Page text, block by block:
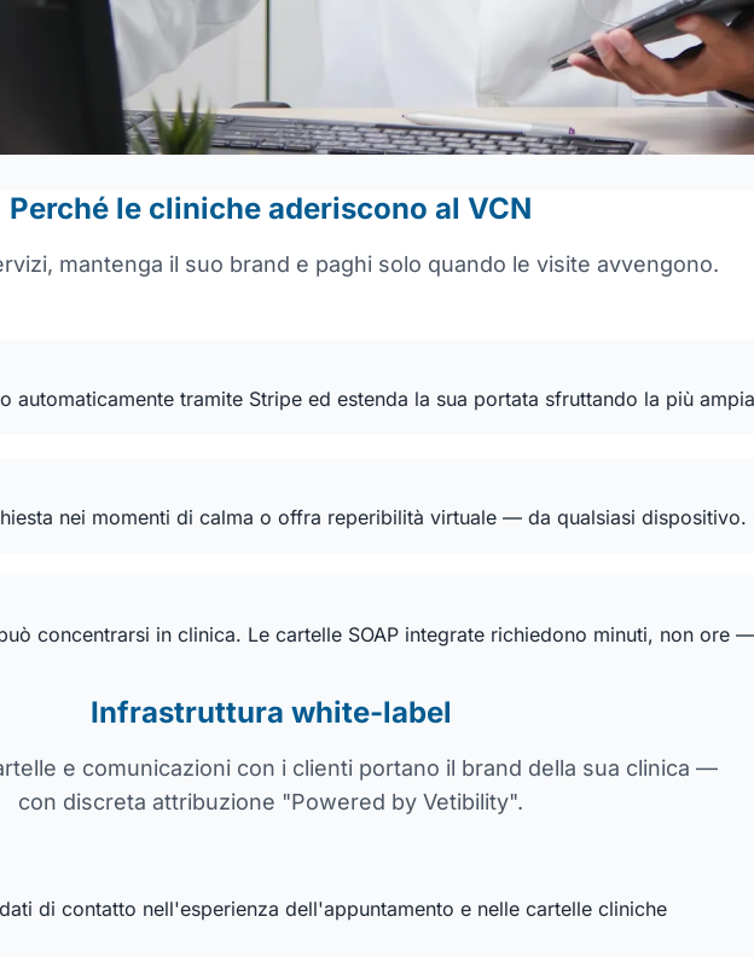
Perché le cliniche aderiscono al VCN
mantenga il suo brand e paghi solo quando le visite avvengono.
tramite Stripe ed estenda la sua portata sfruttando la più
nei momenti di calma o offra reperibilità virtuale — da qualsiasi dispositivo.
concentrarsi in clinica. Le cartelle SOAP integrate richiedono minuti, non ore
Infrastruttura white-label
e comunicazioni con i clienti portano il brand della sua clinica —
con discreta attribuzione "Powered by Vetibility".
di contatto nell'esperienza dell'appuntamento e nelle cartelle cliniche